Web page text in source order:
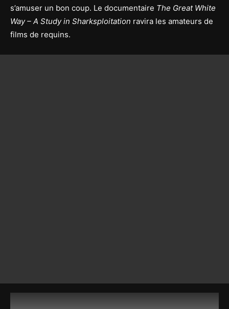
s’amuser un bon coup. Le documentaire The Great White
Way – A Study in Sharksploitation ravira les amateurs de
films de requins.